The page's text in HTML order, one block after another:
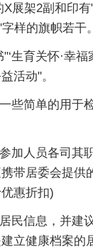
架2副和印有
样的旗帜若干。
育关怀·幸福
活动"。
简单的用于
人员各司其
带居委会提供
惠折扣)
信息，并建
立健康档案的